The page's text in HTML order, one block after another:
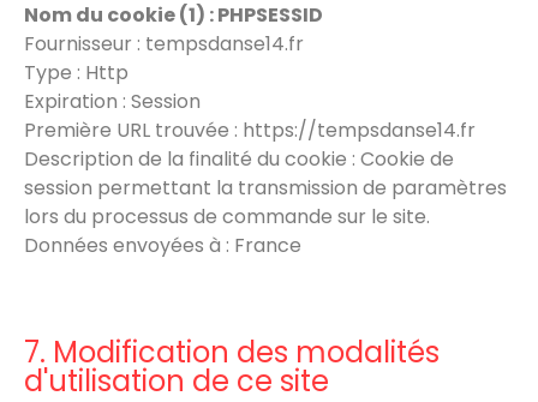
Nom du cookie (1) : PHPSESSID
Fournisseur : tempsdanse14.fr
Type : Http
Expiration : Session
Première URL trouvée : https://tempsdanse14.fr
Description de la finalité du cookie : Cookie de
session permettant la transmission de paramètres
lors du processus de commande sur le site.
Données envoyées à : France
7. Modification des modalités
d'utilisation de ce site